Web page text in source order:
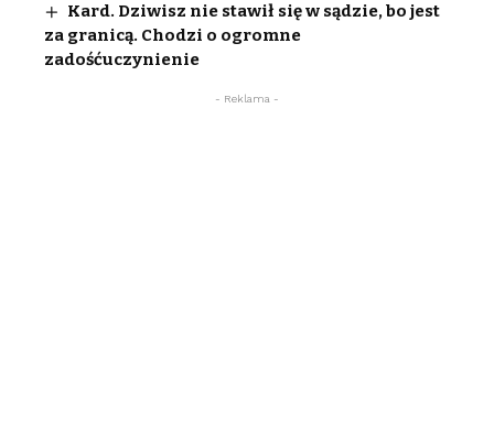
Kard. Dziwisz nie stawił się w sądzie, bo jest
za granicą. Chodzi o ogromne
zadośćuczynienie
- Reklama -